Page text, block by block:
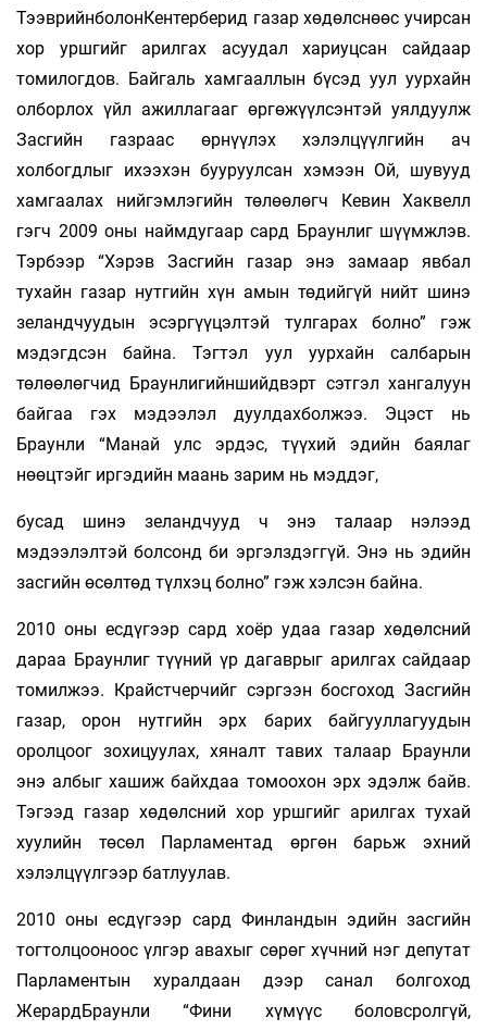
ТээврийнболонКентерберид газар хөдөлснөөс учирсан
хор уршгийг арилгах асуудал хариуцсан сайдаар
томилогдов. Байгаль хамгааллын бүсэд уул уурхайн
олборлох үйл ажиллагааг өргөжүүлсэнтэй уялдуулж
Засгийн газраас өрнүүлэх хэлэлцүүлгийн ач
холбогдлыг ихээхэн бууруулсан хэмээн Ой, шувууд
хамгаалах нийгэмлэгийн төлөөлөгч Кевин Хаквелл
гэгч 2009 оны наймдугаар сард Браунлиг шүүмжлэв.
Тэрбээр “Хэрэв Засгийн газар энэ замаар явбал
тухайн газар нутгийн хүн амын төдийгүй нийт шинэ
зеландчуудын эсэргүүцэлтэй тулгарах болно” гэж
мэдэгдсэн байна. Тэгтэл уул уурхайн салбарын
төлөөлөгчид Браунлигийншийдвэрт сэтгэл хангалуун
байгаа гэх мэдээлэл дуулдахболжээ. Эцэст нь
Браунли “Манай улс эрдэс, түүхий эдийн баялаг
нөөцтэйг иргэдийн маань зарим нь мэддэг,
бусад шинэ зеландчууд ч энэ талаар нэлээд
мэдээлэлтэй болсонд би эргэлздэггүй. Энэ нь эдийн
засгийн өсөлтөд түлхэц болно” гэж хэлсэн байна.
2010 оны есдүгээр сард хоёр удаа газар хөдөлсний
дараа Браунлиг түүний үр дагаврыг арилгах сайдаар
томилжээ. Крайстчерчийг сэргээн босгоход Засгийн
газар, орон нутгийн эрх барих байгууллагуудын
оролцоог зохицуулах, хяналт тавих талаар Браунли
энэ албыг хашиж байхдаа томоохон эрх эдэлж байв.
Тэгээд газар хөдөлсний хор уршгийг арилгах тухай
хуулийн төсөл Парламентад өргөн барьж эхний
хэлэлцүүлгээр батлуулав.
2010 оны есдүгээр сард Финландын эдийн засгийн
тогтолцооноос үлгэр авахыг сөрөг хүчний нэг депутат
Парламентын хуралдаан дээр санал болгоход
ЖерардБраунли “Фини хүмүүс боловсролгүй,